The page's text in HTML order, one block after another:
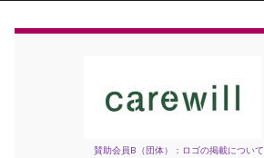
賛助会員B（団体）：ロゴの掲載について